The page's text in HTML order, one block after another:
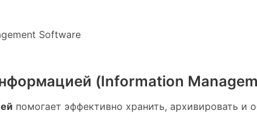
Software
(Information
помогает эффективно хранить, архивировать и